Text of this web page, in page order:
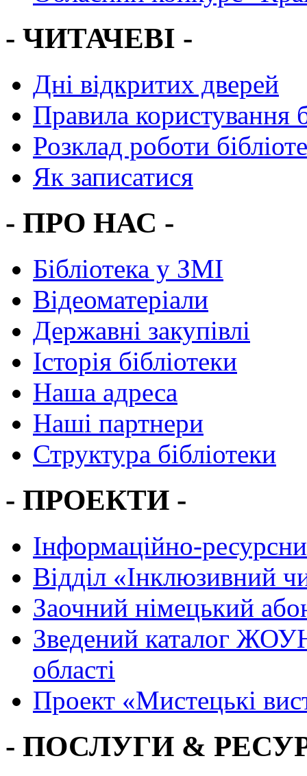
- ЧИТАЧЕВІ -
Дні відкритих дверей
Правила користування
Розклад роботи
Як записатися
- ПРО НАС -
Бібліотека у ЗМІ
Відеоматеріали
Державні закупівлі
Історія бібліотеки
Наша адреса
Наші партнери
Структура бібліотеки
- ПРОЕКТИ -
Інформаційно-
Вiддiл «Інклюзивний
Заочний німецький
Зведений каталог
області
Проект «Мистецькі
- ПОСЛУГИ &